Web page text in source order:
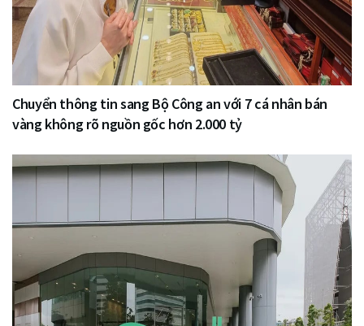
Chuyển thông tin sang Bộ Công an với 7 cá nhân bán
vàng không rõ nguồn gốc hơn 2.000 tỷ